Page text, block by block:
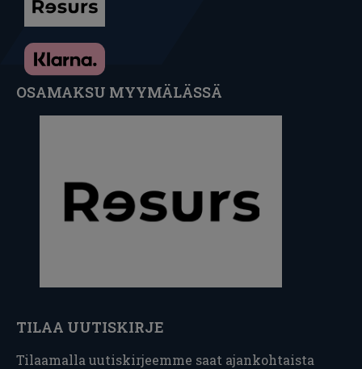
OSAMAKSU MYYMÄLÄSSÄ
TILAA UUTISKIRJE
Tilaamalla uutiskirjeemme saat ajankohtaista